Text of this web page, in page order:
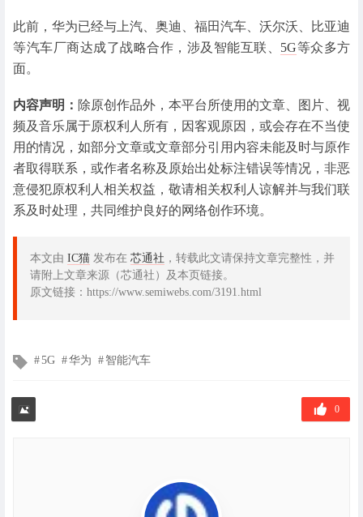
此前，华为已经与上汽、奥迪、福田汽车、沃尔沃、比亚迪
等汽车厂商达成了战略合作，涉及智能互联、 5G等众多方
面。
内容声明： 除原创作品外，本平台所使用的文章、图片、视
频及音乐属于原权利人所有，因客观原因，或会存在不当使
用的情况，如部分文章或文章部分引用内容未能及时与原作
者取得联系，或作者名称及原始出处标注错误等情况，非恶
意侵犯原权利人相关权益，敬请相关权利人谅解并与我们联
系及时处理，共同维护良好的网络创作环境。
本文由 IC猫 发布在 芯通社 ，转载此文请保持文章完整性，并
请附上文章来源（芯通社）及本页链接。
原文链接：https://www.semiwebs.com/3191.html
文
签
5G 华为 智能汽车
0